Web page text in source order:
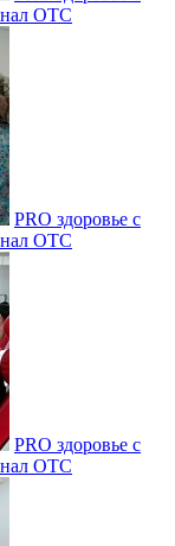
ОТС
PRO здоровье с
ОТС
PRO здоровье с
ОТС